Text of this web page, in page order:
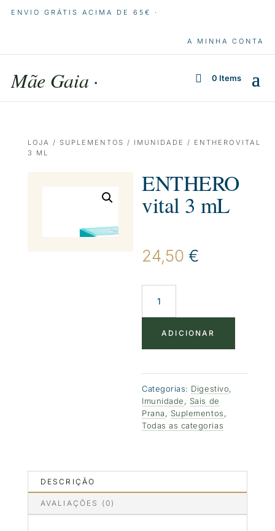
ENVIO GRÁTIS ACIMA DE 65€ ·
A MINHA CONTA
Mãe Gaia · 0 Items
LOJA / SUPLEMENTOS / IMUNIDADE / ENTHEROVITAL
3 ML
ENTHERO
vital 3 mL
24,50 €
ENTHEROvital
ADICIONAR
Categorias: Digestivo,
Imunidade, Sais de
Prana, Suplementos,
Todas as categorias
DESCRIÇÃO
AVALIAÇÕES (0)